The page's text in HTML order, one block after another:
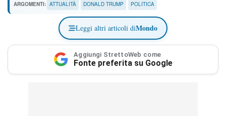
ARGOMENTI: ATTUALITÀ DONALD TRUMP POLITICA
Leggi altri articoli diMondo
Aggiungi StrettoWeb come
Fonte preferita su Google